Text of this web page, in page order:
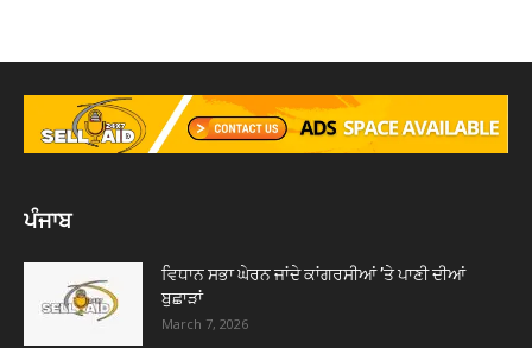
ਪੰਜਾਬ
ਵਿਧਾਨ ਸਭਾ ਘੇਰਨ ਜਾਂਦੇ ਕਾਂਗਰਸੀਆਂ ’ਤੇ ਪਾਣੀ ਦੀਆਂ
ਬੁਛਾੜਾਂ
March 7, 2026